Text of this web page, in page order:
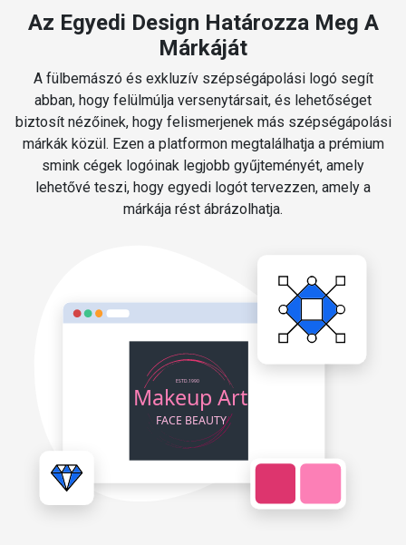
Az Egyedi Design Határozza Meg A
Márkáját
A fülbemászó és exkluzív szépségápolási logó segít
abban, hogy felülmúlja versenytársait, és lehetőséget
biztosít nézőinek, hogy felismerjenek más szépségápolási
márkák közül. Ezen a platformon megtalálhatja a prémium
smink cégek logóinak legjobb gyűjteményét, amely
lehetővé teszi, hogy egyedi logót tervezzen, amely a
márkája rést ábrázolhatja.